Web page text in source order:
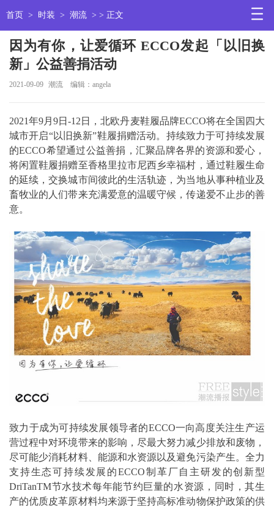
首页 > 时装 > 潮流 > > 正文
因为有你，让爱循环 ECCO发起「以旧换
新」公益善捐活动
2021-09-09 潮流 编辑：angela
2021年9月9日-12日，北欧丹麦鞋履品牌ECCO将在全国四大
城市开启“以旧换新”鞋履捐赠活动。持续致力于可持续发展
的ECCO希望通过公益善捐，汇聚品牌各界的资源和爱心，
将闲置鞋履捐赠至香格里拉市尼西乡幸福村，通过鞋履生命
的延续，交换城市间彼此的生活轨迹，为当地从事种植业及
畜牧业的人们带来充满爱意的温暖守候，传递爱不止步的善
意。
致力于成为可持续发展领导者的ECCO一向高度关注生产运
营过程中对环境带来的影响，尽最大努力减少排放和废物，
尽可能少消耗材料、能源和水资源以及避免污染产生。全力
支持生态可持续发展的ECCO制革厂自主研发的创新型
DriTanTM节水技术每年能节约巨量的水资源，同时，其生
产的优质皮革原材料均来源于坚持高标准动物保护政策的供